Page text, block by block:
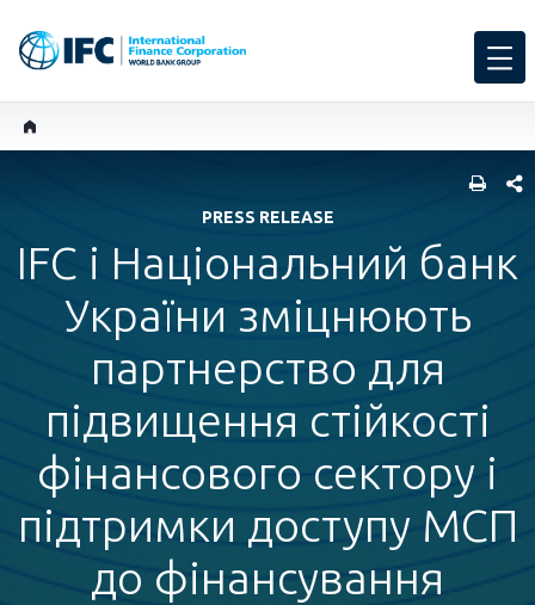
PRESS RELEASE
IFC і Національний банк
України зміцнюють
партнерство для
підвищення стійкості
фінансового сектору і
підтримки доступу МСП
до фінансування